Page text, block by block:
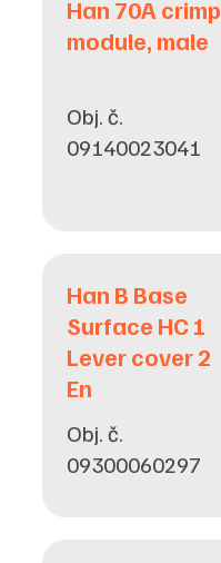
Han 70A crimp
module, male
Obj. č.
09140023041
Han B Base
Surface HC 1
Lever cover 2
En
Obj. č.
09300060297